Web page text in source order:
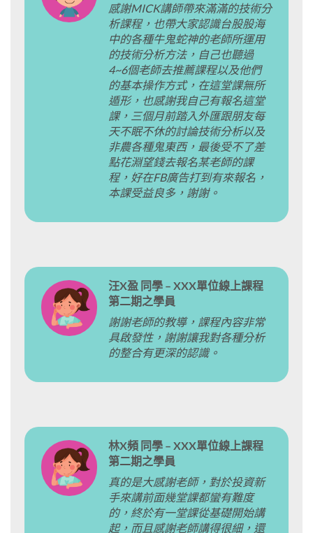
感謝MICK講師帶來滿滿的技術分
析課程，也帶大家認識台股股海
中的各種牛鬼蛇神的老師所運用
的技術分析方法，自己也聽過
4~6個老師去推薦課程以及他們
的基本操作方式，在這堂課無所
遁形，也感謝我自己有報名這堂
課，三個月前踏入外匯跟朋友每
天不眠不休的討論技術分析以及
非農各種鬼東西，最後受不了差
點花淵望錢去報名某老師的課
程，好在FB廣告打到有來報名，
本課受益良多，謝謝。
汪X盈 同學 – XXX單位線上課程
第二期之學員
謝謝老師的教導，課程內容非常
具啟發性，謝謝讓我對各種分析
的整合有更深的認識。
林X頻 同學 – XXX單位線上課程
第二期之學員
真的是大感謝老師，對於投資新
手來講前面幾堂課都蠻有難度
的，終於有一堂課從基礎開始講
起，而且感謝老師講得很細，還